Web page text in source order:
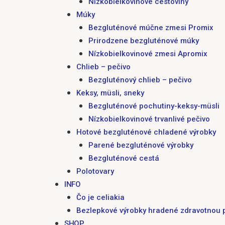
Múky
Bezgluténové múčne zmesi Promix
Prirodzene bezgluténové múky
Nízkobielkovinové zmesi Apromix
Chlieb – pečivo
Bezgluténový chlieb – pečivo
Keksy, müsli, sneky
Bezgluténové pochutiny-keksy-müsli
Nízkobielkovinové trvanlivé pečivo
Hotové bezgluténové chladené výrobky
Parené bezgluténové výrobky
Bezgluténové cestá
Polotovary
INFO
Čo je celiakia
Bezlepkové výrobky hradené zdravotnou